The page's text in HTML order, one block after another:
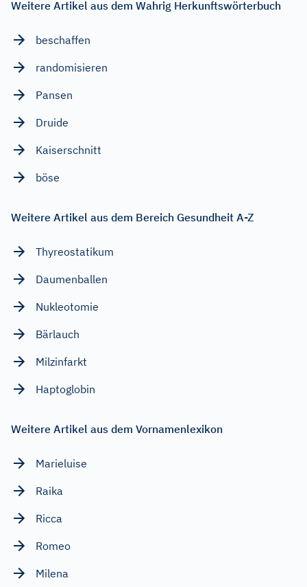
Weitere Artikel aus dem Wahrig Herkunftswörterbuch
beschaffen
randomisieren
Pansen
Druide
Kaiserschnitt
böse
Weitere Artikel aus dem Bereich Gesundheit A-Z
Thyreostatikum
Daumenballen
Nukleotomie
Bärlauch
Milzinfarkt
Haptoglobin
Weitere Artikel aus dem Vornamenlexikon
Marieluise
Raika
Ricca
Romeo
Milena